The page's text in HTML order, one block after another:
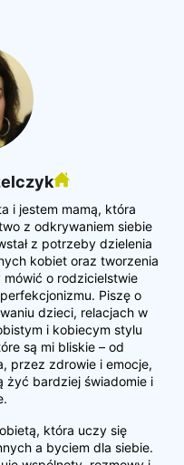
i jestem mamą, która
z odkrywaniem siebie
z potrzeby dzielenia
kobiet oraz tworzenia
o rodzicielstwie
Piszę o
dzieci, relacjach w
i kobiecym stylu
są mi bliskie – od
przez zdrowie i emocje,
żyć bardziej świadomie i
która uczy się
a byciem dla siebie.